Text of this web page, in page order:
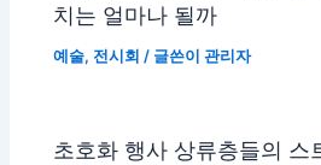
치는 얼마나 될까
예술, 전시회 / 글쓴이관리자
초호화 행사 상류층들의 스